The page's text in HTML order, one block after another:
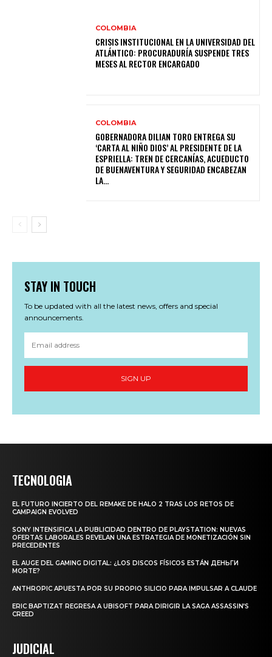
COLOMBIA
CRISIS INSTITUCIONAL EN LA UNIVERSIDAD DEL
ATLÁNTICO: PROCURADURÍA SUSPENDE TRES
MESES AL RECTOR ENCARGADO
COLOMBIA
GOBERNADORA DILIAN TORO ENTREGA SU
‘CARTA AL NIÑO DIOS’ AL PRESIDENTE DE LA
ESPRIELLA: TREN DE CERCANÍAS, ACUEDUCTO
DE BUENAVENTURA Y SEGURIDAD ENCABEZAN
LA...
STAY IN TOUCH
To be updated with all the latest news, offers and special
announcements.
SIGN UP
TECNOLOGIA
EL FUTURO INCIERTO DEL REMAKE DE HALO 2 TRAS LOS RETOS DE
CAMPAIGN EVOLVED
SONY INTENSIFICA LA PUBLICIDAD DENTRO DE PLAYSTATION: NUEVAS
OFERTAS LABORALES REVELAN UNA ESTRATEGIA DE MONETIZACIÓN SIN
PRECEDENTES
EL AUGE DEL GAMING DIGITAL: ¿LOS DISCOS FÍSICOS ESTÁN ДЕНЬГИ
MORTE?
ANTHROPIC APUESTA POR SU PROPIO SILICIO PARA IMPULSAR A CLAUDE
ERIC BAPTIZAT REGRESA A UBISOFT PARA DIRIGIR LA SAGA ASSASSIN’S
CREED
JUDICIAL